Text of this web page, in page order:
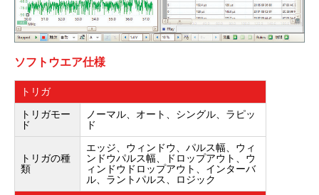
ソフトウエア仕様
トリガ
トリガモー
ド
ノーマル、オート、シングル、ラピッ
ド
トリガの種
類
エッジ、ウィンドウ、パルス幅、ウィ
ンドウパルス幅、ドロップアウト、ウ
ィンドウドロップアウト、インターバ
ル、ラントパルス、ロジック